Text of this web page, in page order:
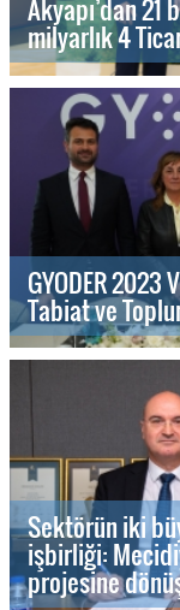
Akyapı’dan
milyarlık 4
GYODER 2023
Tabiat ve
Sektörün iki
işbirliği:
projesine